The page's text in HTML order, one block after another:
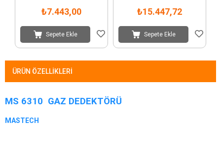
₺7.443,00
Sepete Ekle
₺15.447,72
Sepete Ekle
ÜRÜN ÖZELLIKLERI
MS 6310 GAZ DEDEKTÖRÜ
MASTECH